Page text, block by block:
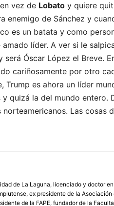
vez de Lobato y quiere
enemigo de Sánchez y
es un batata y como
líder. A ver si le
Óscar López el Breve.
cariñosamente por otro
Trump es ahora un líder
quizá la del mundo entero.
Las cosas
de La Laguna, licenciado y doctor
ex presidente de la Asociación
de la FAPE, fundador de la